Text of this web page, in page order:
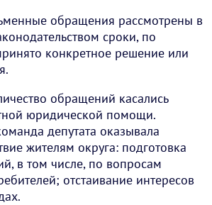
обращения рассмотрены в
сроки, по
конкретное решение или
обращений касались
юридической помощи.
депутата оказывала
жителям округа: подготовка
в том числе, по вопросам
отстаивание интересов